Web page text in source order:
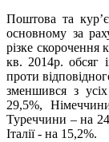
Поштова та
основному за
різке скорочення
кв. 2014р. обсяг
проти
зменшився з
29,5%,
Туреччини – на
Італії - на 15,2%.